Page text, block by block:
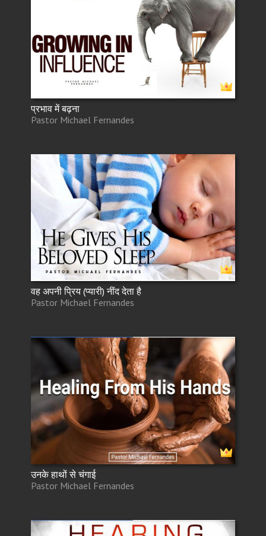
प्रभाव में बढ़ना
Pastor Michael Fernandes
वह अपनी प्रिय (प्यारी) नींद देता है
Pastor Michael Fernandes
उनके हाथों से चंगाई
Pastor Michael Fernandes